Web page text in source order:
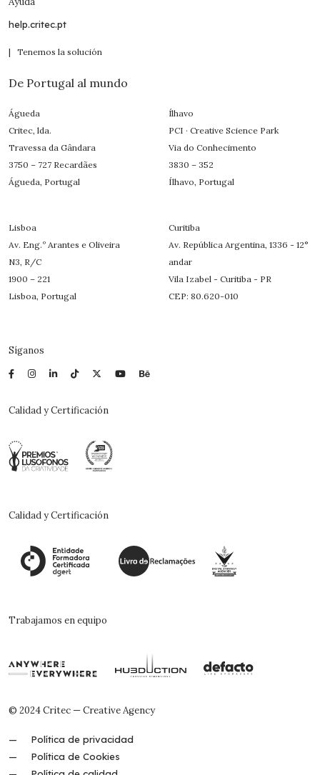
help.critec.pt
| Tenemos la solución
De Portugal al mundo
Águeda
Critec, lda.
Travessa da Gândara
3750 – 727 Recardães
Águeda, Portugal
Ílhavo
PCI · Creative Science Park
Via do Conhecimento
3830 – 352
Ílhavo, Portugal
Lisboa
Av. Eng.º Arantes e Oliveira
N3, R/C
1900 – 221
Lisboa, Portugal
Curitiba
Av. República Argentina, 1336 - 12°
andar
Vila Izabel - Curitiba - PR
CEP: 80.620-010
Síganos
Calidad y Certificación
Calidad y Certificación
Trabajamos en equipo
© 2024 Critec — Creative Agency
Política de privacidad
Política de Cookies